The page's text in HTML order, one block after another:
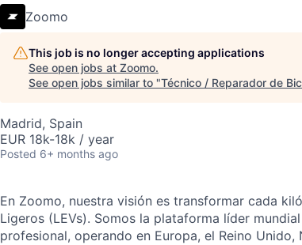
Zoomo
This job is no longer accepting applications
See open jobs at Zoomo.
See open jobs similar to "Técnico / Reparador de
Madrid, Spain
EUR 18k-18k / year
Posted 6+ months ago
En Zoomo, nuestra visión es transformar cada
Ligeros (LEVs). Somos la plataforma líder
profesional, operando en Europa, el Reino